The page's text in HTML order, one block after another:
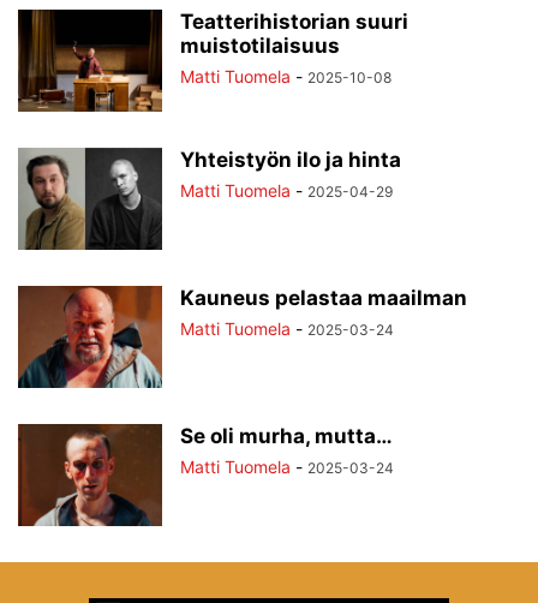
Teatterihistorian suuri
muistotilaisuus
Matti Tuomela - 2025-10-08
Yhteistyön ilo ja hinta
Matti Tuomela - 2025-04-29
Kauneus pelastaa maailman
Matti Tuomela - 2025-03-24
Se oli murha, mutta…
Matti Tuomela - 2025-03-24